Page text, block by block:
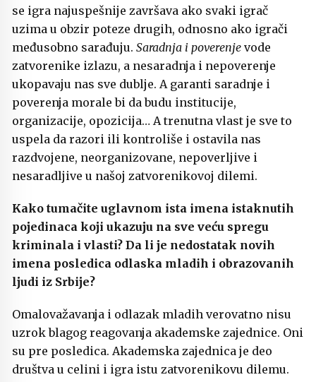
se igra najuspešnije završava ako svaki igrač
uzima u obzir poteze drugih, odnosno ako igrači
međusobno sarađuju. Saradnja i poverenje vode
zatvorenike izlazu, a nesaradnja i nepoverenje
ukopavaju nas sve dublje. A garanti saradnje i
poverenja morale bi da budu institucije,
organizacije, opozicija… A trenutna vlast je sve to
uspela da razori ili kontroliše i ostavila nas
razdvojene, neorganizovane, nepoverljive i
nesaradljive u našoj zatvorenikovoj dilemi.
Kako tumačite uglavnom ista imena istaknutih
pojedinaca koji ukazuju na sve veću spregu
kriminala i vlasti? Da li je nedostatak novih
imena posledica odlaska mladih i obrazovanih
ljudi iz Srbije?
Omalovažavanja i odlazak mladih verovatno nisu
uzrok blagog reagovanja akademske zajednice. Oni
su pre posledica. Akademska zajednica je deo
društva u celini i igra istu zatvorenikovu dilemu.